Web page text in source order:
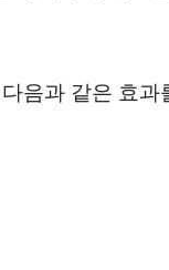
음과 같은 효